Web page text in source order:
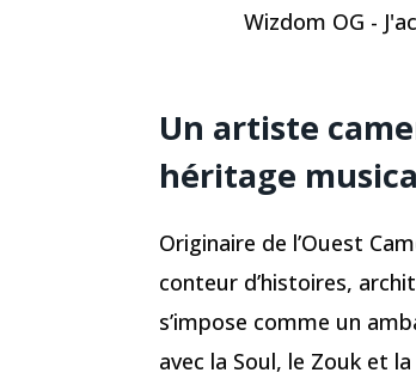
Wizdom OG -
Un artiste
héritage
Originaire de l’Ouest
conteur d’histoires,
s’impose comme un
avec la Soul, le Zouk et